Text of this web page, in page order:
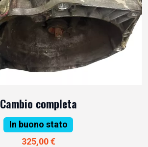
Cambio completa
In buono stato
325,00 €